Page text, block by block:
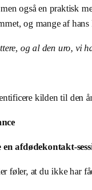
også en praktisk
og mange af
og al den uro, vi
kilden til den
afdødekontakt-
føler, at du ikke har